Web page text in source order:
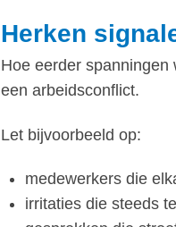
Herken
Hoe eerder
een arbeidsconflict.
Let bijvoorbeeld op:
medewerkers die
irritaties die steeds